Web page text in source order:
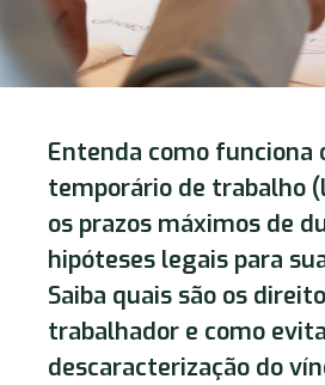
Entenda como funciona
temporário de trabalho
os prazos máximos de
hipóteses legais para
Saiba quais são os
trabalhador e como
descaracterização do